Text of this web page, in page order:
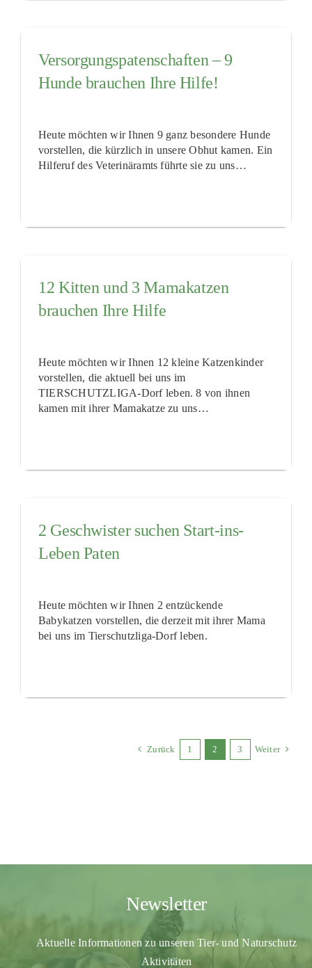
Versorgungspatenschaften – 9
Hunde brauchen Ihre Hilfe!
Heute möchten wir Ihnen 9 ganz besondere Hunde
vorstellen, die kürzlich in unsere Obhut kamen. Ein
Hilferuf des Veterinäramts führte sie zu uns…
12 Kitten und 3 Mamakatzen
brauchen Ihre Hilfe
Heute möchten wir Ihnen 12 kleine Katzenkinder
vorstellen, die aktuell bei uns im
TIERSCHUTZLIGA-Dorf leben. 8 von ihnen
kamen mit ihrer Mamakatze zu uns…
2 Geschwister suchen Start-ins-
Leben Paten
Heute möchten wir Ihnen 2 entzückende
Babykatzen vorstellen, die derzeit mit ihrer Mama
bei uns im Tierschutzliga-Dorf leben.
Zurück 1 2 3 Weiter
Newsletter
Aktuelle Informationen zu unseren Tier- und Naturschutz
Aktivitäten